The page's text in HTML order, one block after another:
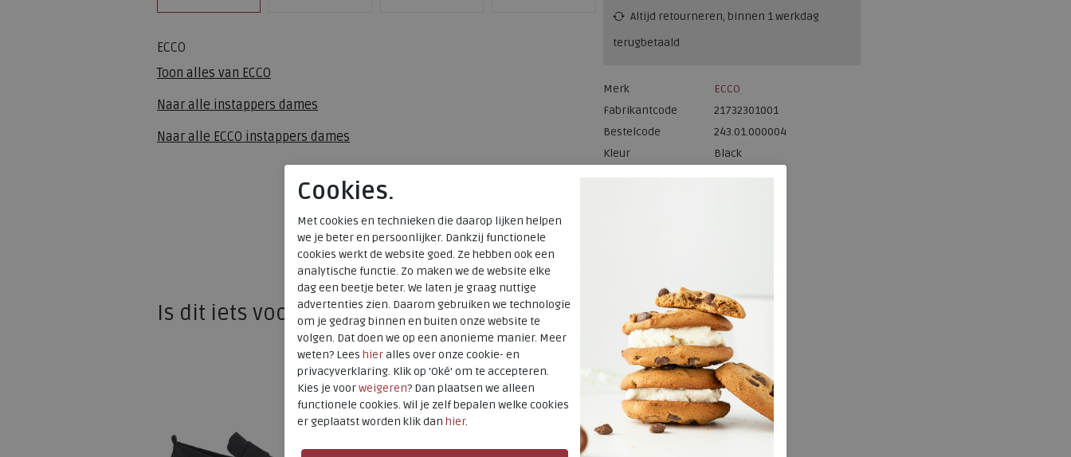
ECCO
Toon alles van ECCO
Naar alle instappers dames
Naar alle ECCO instappers dames
Altijd retourneren, binnen 1 werkdag
terugbetaald
Merk
ECCO
Fabrikantcode
21732301001
Bestelcode
243.01.000004
Kleur
Black
Is dit iets voor u?
Cookies.
Met cookies en technieken die daarop lijken helpen
we je beter en persoonlijker. Dankzij functionele
cookies werkt de website goed. Ze hebben ook een
analytische functie. Zo maken we de website elke
dag een beetje beter. We laten je graag nuttige
advertenties zien. Daarom gebruiken we technologie
om je gedrag binnen en buiten onze website te
volgen. Dat doen we op een anonieme manier. Meer
weten? Lees hieralles over onze cookie- en
privacyverklaring. Klik op 'Oké' om te accepteren.
Kies je voorweigeren? Dan plaatsen we alleen
functionele cookies. Wil je zelf bepalen welke cookies
er geplaatst worden klik dan hier.